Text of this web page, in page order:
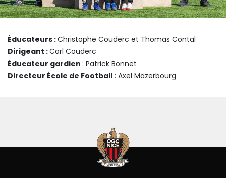
Éducateurs :Christophe Couderc et Thomas Contal
Dirigeant :Carl Couderc
Éducateur gardien : Patrick Bonnet
Directeur École de Football : Axel Mazerbourg